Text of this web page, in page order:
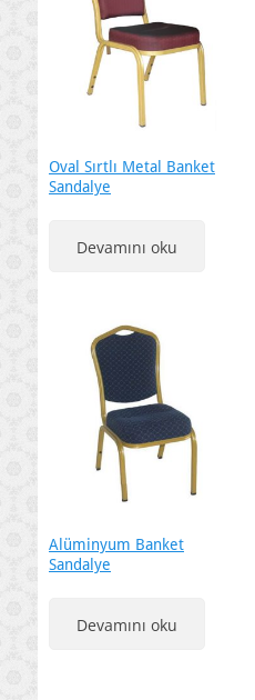
Oval Sırtlı Metal Banket
Sandalye
Devamını oku
Alüminyum Banket
Sandalye
Devamını oku